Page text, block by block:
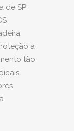
de SP
a
tão